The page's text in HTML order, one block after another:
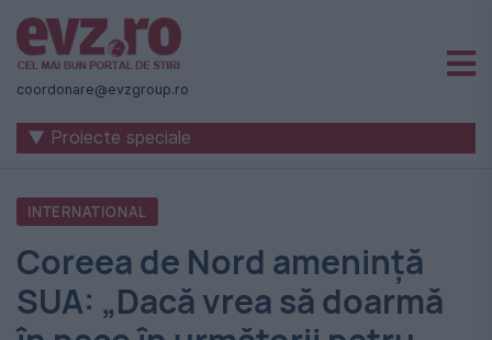
Știri
naționale
internaționale
România
-
Evenimentul
coordonare@evzgroup.ro
▼ Proiecte speciale
INTERNATIONAL
Coreea de Nord ameninţă
SUA: „Dacă vrea să doarmă